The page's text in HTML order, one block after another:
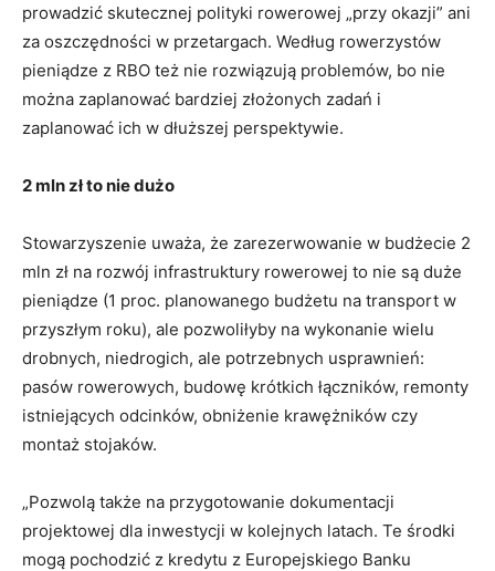
prowadzić skutecznej polityki rowerowej „przy okazji” ani
za oszczędności w przetargach. Według rowerzystów
pieniądze z RBO też nie rozwiązują problemów, bo nie
można zaplanować bardziej złożonych zadań i
zaplanować ich w dłuższej perspektywie.
2 mln zł to nie dużo
Stowarzyszenie uważa, że zarezerwowanie w budżecie 2
mln zł na rozwój infrastruktury rowerowej to nie są duże
pieniądze (1 proc. planowanego budżetu na transport w
przyszłym roku), ale pozwoliłyby na wykonanie wielu
drobnych, niedrogich, ale potrzebnych usprawnień:
pasów rowerowych, budowę krótkich łączników, remonty
istniejących odcinków, obniżenie krawężników czy
montaż stojaków.
„Pozwolą także na przygotowanie dokumentacji
projektowej dla inwestycji w kolejnych latach. Te środki
mogą pochodzić z kredytu z Europejskiego Banku